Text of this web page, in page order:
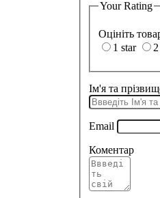
Your Rating
Оцініть
1 star
Ім'я та
Email
Коментар